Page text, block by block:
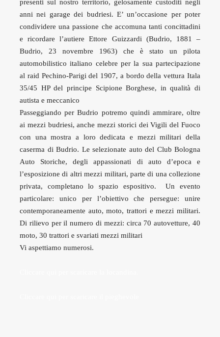
presenti sul nostro territorio, gelosamente custoditi negli
anni nei garage dei budriesi. E’ un’occasione per poter
condividere una passione che accomuna tanti concittadini
e ricordare l’autiere Ettore Guizzardi (Budrio, 1881 –
Budrio, 23 novembre 1963) che è stato un pilota
automobilistico italiano celebre per la sua partecipazione
al raid Pechino-Parigi del 1907, a bordo della vettura Itala
35/45 HP del principe Scipione Borghese, in qualità di
autista e meccanico
Passeggiando per Budrio potremo quindi ammirare, oltre
ai mezzi budriesi, anche mezzi storici dei Vigili del Fuoco
con una mostra a loro dedicata e mezzi militari della
caserma di Budrio. Le selezionate auto del Club Bologna
Auto Storiche, degli appassionati di auto d’epoca e
l’esposizione di altri mezzi militari, parte di una collezione
privata, completano lo spazio espositivo. Un evento
particolare: unico per l’obiettivo che persegue: unire
contemporaneamente auto, moto, trattori e mezzi militari.
Di rilievo per il numero di mezzi: circa 70 autovetture, 40
moto, 30 trattori e svariati mezzi militari
Vi aspettiamo numerosi.